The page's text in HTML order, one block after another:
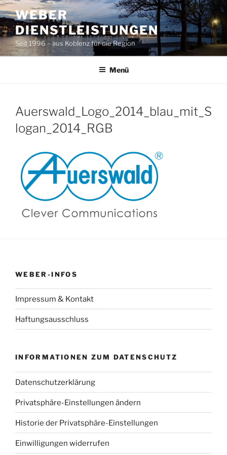
Zum
Inhalt
springen
WEBER
DIENSTLEISTUNGEN
Seit 1996 – aus Koblenz für die Region
Menü
Auerswald_Logo_2014_blau_mit_S
logan_2014_RGB
WEBER-INFOS
Impressum & Kontakt
Haftungsausschluss
INFORMATIONEN ZUM DATENSCHUTZ
Datenschutzerklärung
Privatsphäre-Einstellungen ändern
Historie der Privatsphäre-Einstellungen
Einwilligungen widerrufen